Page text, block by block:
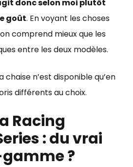
donc selon moi plutôt
goût. En voyant les choses
comprend mieux que les
entre les deux modèles.
chaise n’est disponible qu’en
différents au choix.
Racing
: du vrai
?